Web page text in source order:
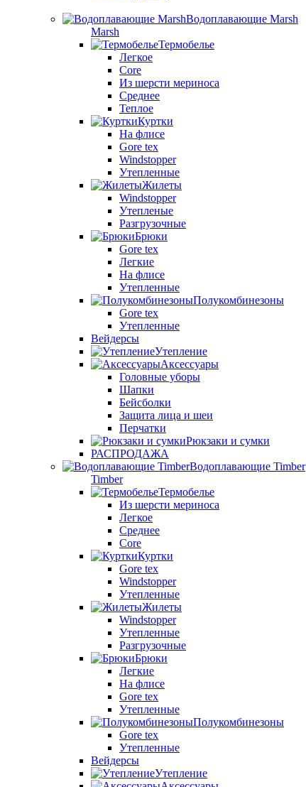
Водоплавающие Marsh
Marsh
Термобелье
Легкое
Core
Из шерсти мериноса
Среднее
Теплое
Куртки
На флисе
Gore tex
Windstopper
Утепленные
Жилеты
Windstopper
Утепленые
Разгрузочные
Брюки
Gore tex
Легкие
На флисе
Утепленные
Полукомбинезоны
Gore tex
Утепленные
Вейдерсы
Утепление
Аксессуары
Головные уборы
Шапки
Бейсболки
Защита лица и шеи
Перчатки
Рюкзаки и сумки
РАСПРОДАЖА
Водоплавающие Timber
Timber
Термобелье
Из шерсти мериноса
Легкое
Среднее
Core
Куртки
Gore tex
Windstopper
Утепленные
Жилеты
Windstopper
Утепленные
Разгрузочные
Брюки
Легкие
На флисе
Gore tex
Утепленные
Полукомбинезоны
Gore tex
Утепленные
Вейдерсы
Утепление